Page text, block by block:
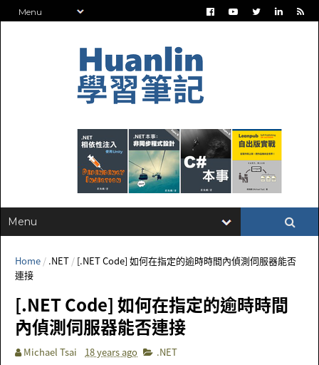
Home / .NET / [.NET Code] 如何在指定的逾時時間內偵測伺服器能否
連接
[.NET Code] 如何在指定的逾時時間
內偵測伺服器能否連接
Michael Tsai 18 years ago .NET